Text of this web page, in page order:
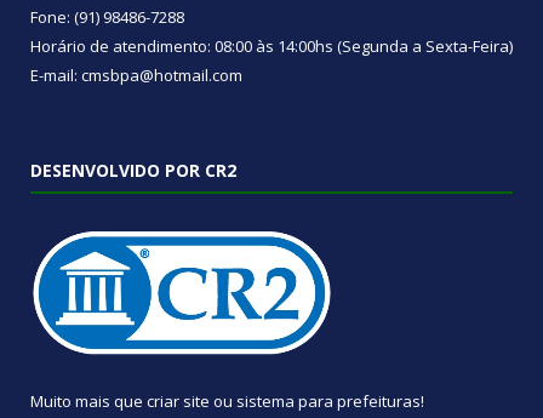
Fone: (91) 98486-7288
Horário de atendimento: 08:00 às 14:00hs (Segunda a Sexta-Feira)
E-mail: cmsbpa@hotmail.com
DESENVOLVIDO POR CR2
Muito mais que criar site ou sistema para prefeituras!